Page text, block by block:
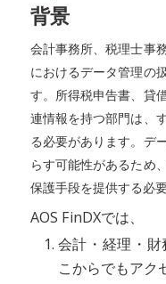
背景
会計事務所、税理士事
におけるデータ管理の
す。所得税申告書、貸
連情報を持つ部門は、
る必要があります。デ
らす可能性があるため
保護手段を提供する必
AOS FinDXでは、
会計・経理・
こからでもアク